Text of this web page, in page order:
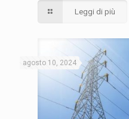
Leggi di più
agosto 10, 2024